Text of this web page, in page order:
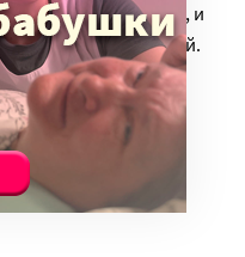
благотворители, и
родителей.
году?
корпусе, куда